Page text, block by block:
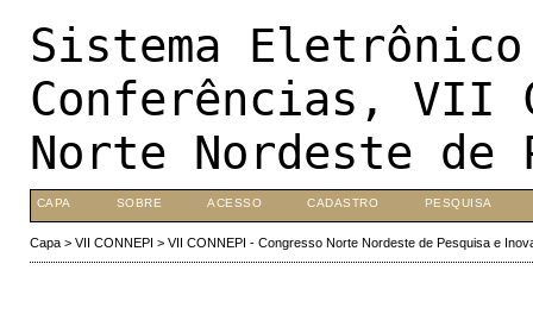
Sistema
Conferências, VII
Norte Nordeste de
CAPA SOBRE ACESSO CADASTRO PESQUISA
Capa> VII CONNEPI > VII CONNEPI - Congresso Norte Nordeste de Pesquisa e